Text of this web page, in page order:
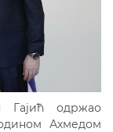
Гајић одржао
Ахмедом